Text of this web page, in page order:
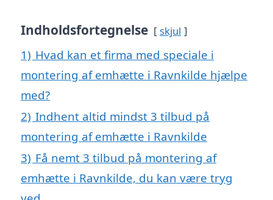
Indholdsfortegnelse skjul
1) Hvad kan et firma med speciale i
montering af emhætte i Ravnkilde hjælpe
med?
2) Indhent altid mindst 3 tilbud på
montering af emhætte i Ravnkilde
3) Få nemt 3 tilbud på montering af
emhætte i Ravnkilde, du kan være tryg